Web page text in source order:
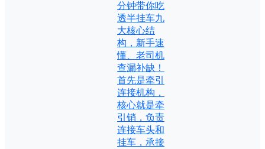
分钟带你吃
透半挂车九
大核心结
构，新手速
懂、老司机
查漏补缺！
首先是牵引
连接机构，
核心就是牵
引销，负责
连接车头和
挂车，承接